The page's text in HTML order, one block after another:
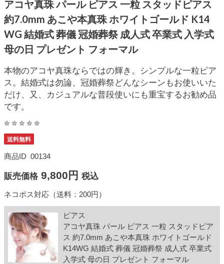
アコヤ真珠 パール ピアス 一粒 スタッドピアス
約7.0mm あこや本真珠 ホワイトゴールド K14
WG 結婚式 葬儀 冠婚葬祭 成人式 卒業式 入学式
母の日 プレゼント フォーマル
本物のアコヤ真珠ならではの輝き。シンプルな一粒ピア
ス。結婚式は勿論、冠婚葬祭どんなシーンもお使いいた
だけ、又、カジュアルな普段使いにも重宝するお勧め品
です。
送料無料
商品ID 00134
販売価格 9,800円 税込
ネコポス対応（送料：200円）
ピアス
アコヤ真珠 パール ピアス 一粒 スタッドピア
ス 約7.0mm あこや本真珠 ホワイトゴールド
K14WG 結婚式 葬儀 冠婚葬祭 成人式 卒業式
入学式 母の日 プレゼント フォーマル